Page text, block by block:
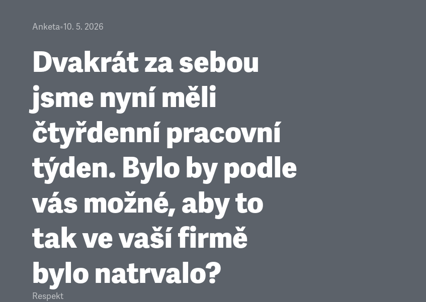
Anketa•10. 5. 2026
Dvakrát za sebou
jsme nyní měli
čtyřdenní pracovní
týden. Bylo by podle
vás možné, aby to
tak ve vaší firmě
bylo natrvalo?
Respekt